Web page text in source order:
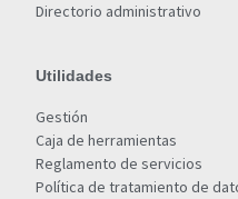
Directorio administrativo
Utilidades
Gestión
Caja de herramientas
Reglamento de servicios
Política de tratamiento de